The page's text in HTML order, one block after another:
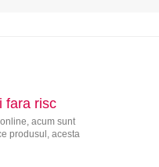
fara risc
acum sunt
produsul, acesta